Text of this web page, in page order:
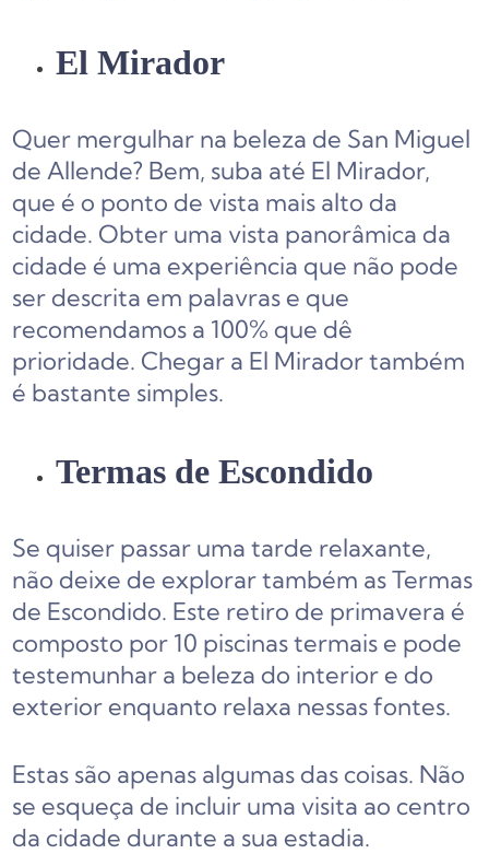
El Mirador
Quer mergulhar na beleza de San Miguel
de Allende? Bem, suba até El Mirador,
que é o ponto de vista mais alto da
cidade. Obter uma vista panorâmica da
cidade é uma experiência que não pode
ser descrita em palavras e que
recomendamos a 100% que dê
prioridade. Chegar a El Mirador também
é bastante simples.
Termas de Escondido
Se quiser passar uma tarde relaxante,
não deixe de explorar também as Termas
de Escondido. Este retiro de primavera é
composto por 10 piscinas termais e pode
testemunhar a beleza do interior e do
exterior enquanto relaxa nessas fontes.
Estas são apenas algumas das coisas. Não
se esqueça de incluir uma visita ao centro
da cidade durante a sua estadia.